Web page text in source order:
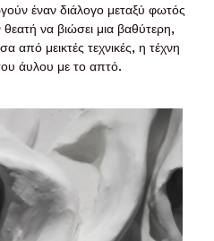
έναν διάλογο μεταξύ φωτός
να βιώσει μια βαθύτερη,
μεικτές τεχνικές, η τέχνη
άυλου με το απτό.